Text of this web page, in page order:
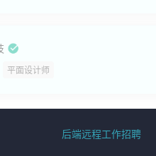
平面设计师
后端远程工作招聘